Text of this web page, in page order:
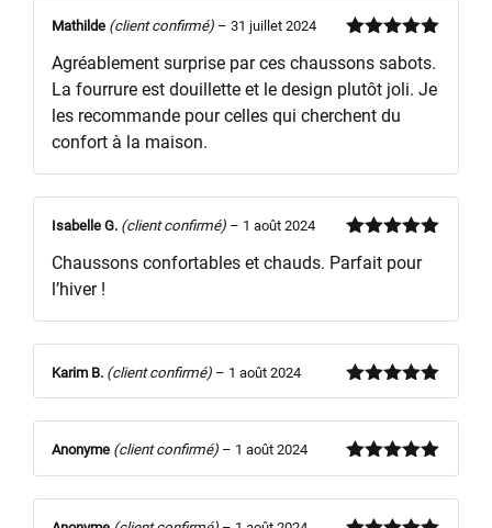
5
Mathilde (client confirmé) – 31 juillet 2024
Agréablement surprise par ces chaussons sabots.
La fourrure est douillette et le design plutôt joli. Je
les recommande pour celles qui cherchent du
confort à la maison.
5
Isabelle G. (client confirmé) – 1 août 2024
Chaussons confortables et chauds. Parfait pour
l’hiver !
Note5sur
Karim B. (client confirmé) – 1 août 2024
Note5sur
Anonyme (client confirmé) – 1 août 2024